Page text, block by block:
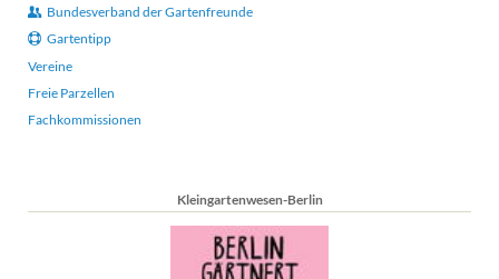
Bundesverband der Gartenfreunde
Gartentipp
Vereine
Freie Parzellen
Fachkommissionen
Kleingartenwesen-Berlin